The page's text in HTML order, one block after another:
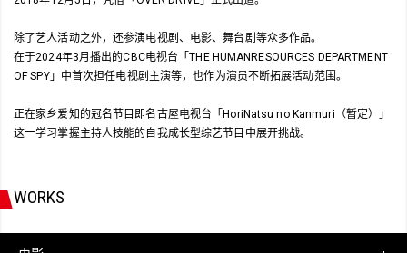
除了艺人活动之外，还参演电视剧、电影、舞台剧等众多作品。
在于2024年3月播出的CBC电视台「THE HUMANRESOURCES DEPARTMENT
OF SPY」中首次担任电视剧主演等，也作为演员不断拓展活动范围。
正在家乡爱知的冠名节目即名古屋电视台「HoriNatsu no Kanmuri（暂定）」
这一学习掌握主持人技能的自我成长型综艺节目中展开挑战。
WORKS